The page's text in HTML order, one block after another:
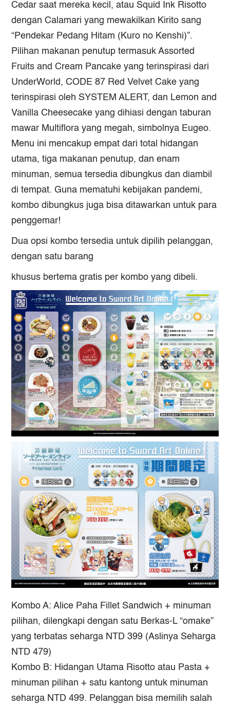
Cedar saat mereka kecil, atau Squid Ink Risotto
dengan Calamari yang mewakilkan Kirito sang
“Pendekar Pedang Hitam (Kuro no Kenshi)”.
Pilihan makanan penutup termasuk Assorted
Fruits and Cream Pancake yang terinspirasi dari
UnderWorld, CODE 87 Red Velvet Cake yang
terinspirasi oleh SYSTEM ALERT, dan Lemon and
Vanilla Cheesecake yang dihiasi dengan taburan
mawar Multiflora yang megah, simbolnya Eugeo.
Menu ini mencakup empat dari total hidangan
utama, tiga makanan penutup, dan enam
minuman, semua tersedia dibungkus dan diambil
di tempat. Guna mematuhi kebijakan pandemi,
kombo dibungkus juga bisa ditawarkan untuk para
penggemar!
Dua opsi kombo tersedia untuk dipilih pelanggan,
dengan satu barang
khusus bertema gratis per kombo yang dibeli.
Kombo A: Alice Paha Fillet Sandwich + minuman
pilihan, dilengkapi dengan satu Berkas-L “omake”
yang terbatas seharga NTD 399 (Aslinya Seharga
NTD 479)
Kombo B: Hidangan Utama Risotto atau Pasta +
minuman pilihan + satu kantong untuk minuman
seharga NTD 499. Pelanggan bisa memilih salah